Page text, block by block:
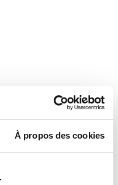
À propos des cookies